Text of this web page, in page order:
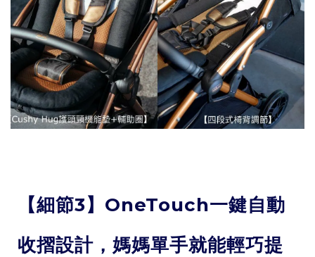
【細節3】OneTouch一鍵自動
收摺設計，媽媽單手就能輕巧提